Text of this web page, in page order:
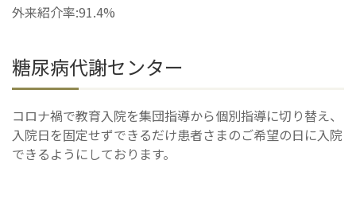
外来紹介率:91.4%
糖尿病代謝センター
コロナ禍で教育入院を集団指導から個別指導に切り替え、
入院日を固定せずできるだけ患者さまのご希望の日に入院
できるようにしております。